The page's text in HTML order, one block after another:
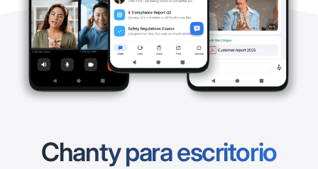
Chanty para escritorio